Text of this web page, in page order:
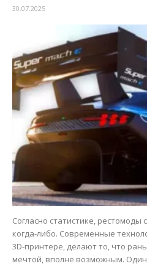
30.07.2025
Согласно статистике, рестомоды
когда-либо. Современные
3D-принтере, делают то, что
мечтой, вполне возможным.